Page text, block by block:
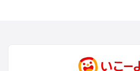
成田・印西・酒々井のプールお出かけ